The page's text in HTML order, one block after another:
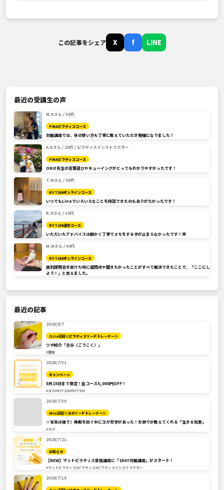
この記事をシェア X f LINE
最近の受講生の声
M.Kさん / 30代
PMAピラティスコース
対面講座では、体の使い方も丁寧に教えていただき勉強になりました！
A.Kさん / 20代 / ピラティスインストラクター
PMAピラティスコース
ORIE先生の言葉選びやキューイングがとってもわかりやすかったです！
T.Mさん / 50代
RYT200オンラインコース
いつでもLineでいろいろなことを相談できたのもありがたかったです！
R.Hさん / 30代
RYT200通学コース
いただいたアドバイスは細かく丁寧でメモをする手が止まらなかったです！笑
M.Mさん / 40代
RYT200オンラインコース
個別説明会を受けた時に疑問点や聞きたかったことがすべて解決できたことで、「ここにし
よう！」と思えました。
最近の記事
2026/8/7
Orie日記＜ピラティスリードトレーナー＞
ツボ紹介「合谷（ごうこく）」
#健康
2026/7/31
キャンペーン
8月15日まで限定！全コース5,000円OFF！
#ヨガ#RYT200#RYT500
2026/7/30
Mio日記＜ヨガリードトレーナー＞
※写真は後で）神輿を担ぐ中にヨガ哲学があった！お祭りが教えてくれる「生きる知恵」
#ヨガ
2026/7/21
お知らせ
【NEW】マットピラティス資格講座に「1DAY対面講座」がスタート！
#マットピラティス#ピラティス#ピラティスインストラクター
2026/7/15